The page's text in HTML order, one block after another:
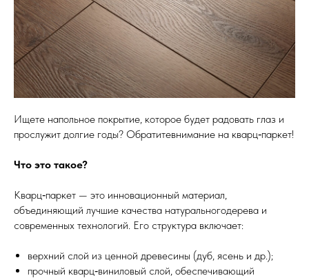
Ищете напольное покрытие, которое будет радовать глаз и
прослужит долгие годы? Обратитевнимание на кварц‑паркет!
Что это такое?
Кварц‑паркет — это инновационный материал,
объединяющий лучшие качества натуральногодерева и
современных технологий. Его структура включает:
верхний слой из ценной древесины (дуб, ясень и др.);
прочный кварц‑виниловый слой, обеспечивающий